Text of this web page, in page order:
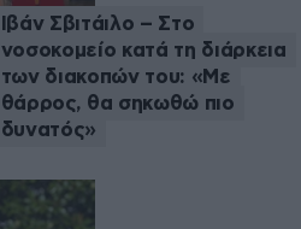
Ιβάν Σβιτάιλο – Στο
νοσοκομείο κατά τη διάρκεια
των διακοπών του: «Με
θάρρος, θα σηκωθώ πιο
δυνατός»